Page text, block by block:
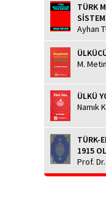
TÜRK
Ayhan
M.
ÜLKÜ
Namık
TÜRK-
1915
Prof.